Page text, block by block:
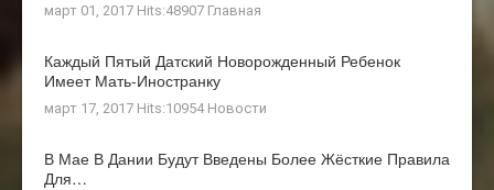
март 01, 2017 Hits:48907 Главная
Каждый Пятый Датский Новорожденный Ребенок
Имеет Мать-Иностранку
март 17, 2017 Hits:10954 Новости
В Мае В Дании Будут Введены Более Жёсткие Правила
Для…